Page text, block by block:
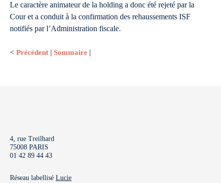
Le caractère animateur de la holding a donc été rejeté par la
Cour et a conduit à la confirmation des rehaussements ISF
notifiés par l’Administration fiscale.
< Précédent | Sommaire |
4, rue Treilhard
75008 PARIS
01 42 89 44 43
Réseau labellisé Lucie